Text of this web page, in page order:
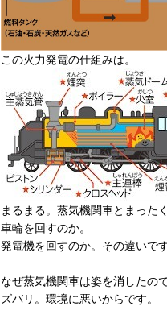
この火力発電の仕組みは。
まるまる。蒸気機関車とまった
車輪を回すのか。
発電機を回すのか。その違いです
なぜ蒸気機関車は姿を消したの
ズバリ。環境に悪いからです。